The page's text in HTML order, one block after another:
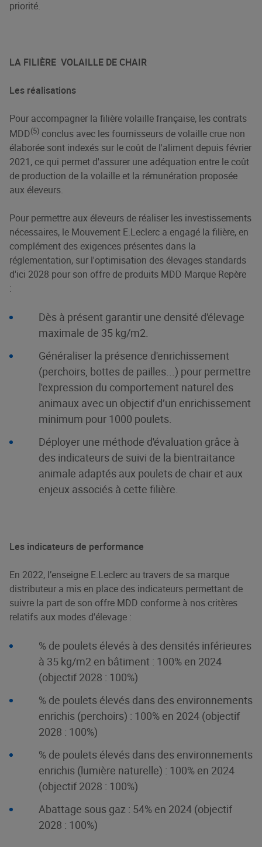
priorité.
LA FILIÈRE VOLAILLE DE CHAIR
Les réalisations
Pour accompagner la filière volaille française, les contrats
MDD(5) conclus avec les fournisseurs de volaille crue non
élaborée sont indexés sur le coût de l'aliment depuis février
2021, ce qui permet d'assurer une adéquation entre le coût
de production de la volaille et la rémunération proposée
aux éleveurs.
Pour permettre aux éleveurs de réaliser les investissements
nécessaires, le Mouvement E.Leclerc a engagé la filière, en
complément des exigences présentes dans la
réglementation, sur l'optimisation des élevages standards
d'ici 2028 pour son offre de produits MDD Marque Repère
:
Dès à présent garantir une densité d'élevage
maximale de 35 kg/m2.
Généraliser la présence d'enrichissement
(perchoirs, bottes de pailles...) pour permettre
l'expression du comportement naturel des
animaux avec un objectif d’un enrichissement
minimum pour 1000 poulets.
Déployer une méthode d'évaluation grâce à
des indicateurs de suivi de la bientraitance
animale adaptés aux poulets de chair et aux
enjeux associés à cette filière.
Les indicateurs de performance
En 2022, l’enseigne E.Leclerc au travers de sa marque
distributeur a mis en place des indicateurs permettant de
suivre la part de son offre MDD conforme à nos critères
relatifs aux modes d'élevage :
% de poulets élevés à des densités inférieures
à 35 kg/m2 en bâtiment : 100% en 2024
(objectif 2028 : 100%)
% de poulets élevés dans des environnements
enrichis (perchoirs) : 100% en 2024 (objectif
2028 : 100%)
% de poulets élevés dans des environnements
enrichis (lumière naturelle) : 100% en 2024
(objectif 2028 : 100%)
Abattage sous gaz : 54% en 2024 (objectif
2028 : 100%)